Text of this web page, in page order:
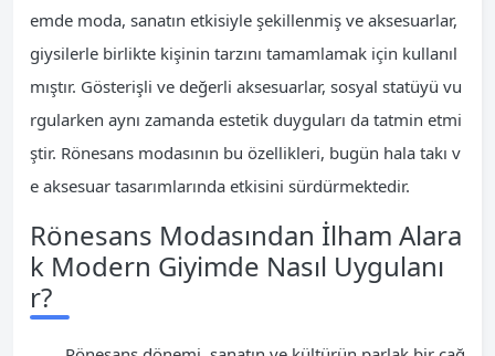
emde moda, sanatın etkisiyle şekillenmiş ve aksesuarlar,
giysilerle birlikte kişinin tarzını tamamlamak için kullanıl
mıştır. Gösterişli ve değerli aksesuarlar, sosyal statüyü vu
rgularken aynı zamanda estetik duyguları da tatmin etmi
ştir. Rönesans modasının bu özellikleri, bugün hala takı v
e aksesuar tasarımlarında etkisini sürdürmektedir.
Rönesans Modasından İlham Alara
k Modern Giyimde Nasıl Uygulanı
r?